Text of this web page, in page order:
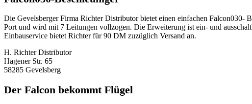
Die Gevelsberger Firma Richter Distributor bietet einen einfachen Falcon030-
Port und wird mit 7 Leitungen vollzogen. Die Erweiterung ist ein- und
Einbauservice bietet Richter für 90 DM zuzüglich Versand an.
H. Richter Distributor
Hagener Str. 65
58285 Gevelsberg
Der Falcon bekommt Flügel